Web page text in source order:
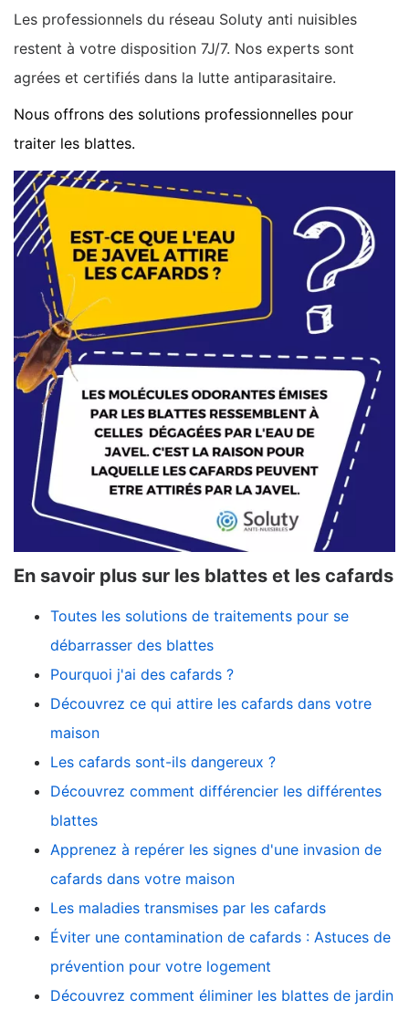
Les professionnels du réseau Soluty anti nuisibles
restent à votre disposition 7J/7. Nos experts sont
agrées et certifiés dans la lutte antiparasitaire.
Nous offrons des solutions professionnelles pour
traiter les blattes.
En savoir plus sur les blattes et les cafards
Toutes les solutions de traitements pour se
débarrasser des blattes
Pourquoi j'ai des cafards ?
Découvrez ce qui attire les cafards dans votre
maison
Les cafards sont-ils dangereux ?
Découvrez comment différencier les différentes
blattes
Apprenez à repérer les signes d'une invasion de
cafards dans votre maison
Les maladies transmises par les cafards
Éviter une contamination de cafards : Astuces de
prévention pour votre logement
Découvrez comment éliminer les blattes de jardin